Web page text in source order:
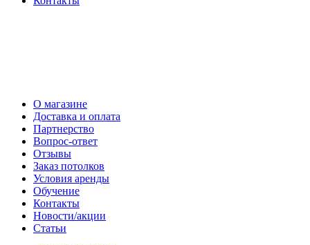
О магазине
Доставка и оплата
Партнерство
Вопрос-ответ
Отзывы
Заказ потолков
Условия аренды
Обучение
Контакты
Новости/акции
Статьи